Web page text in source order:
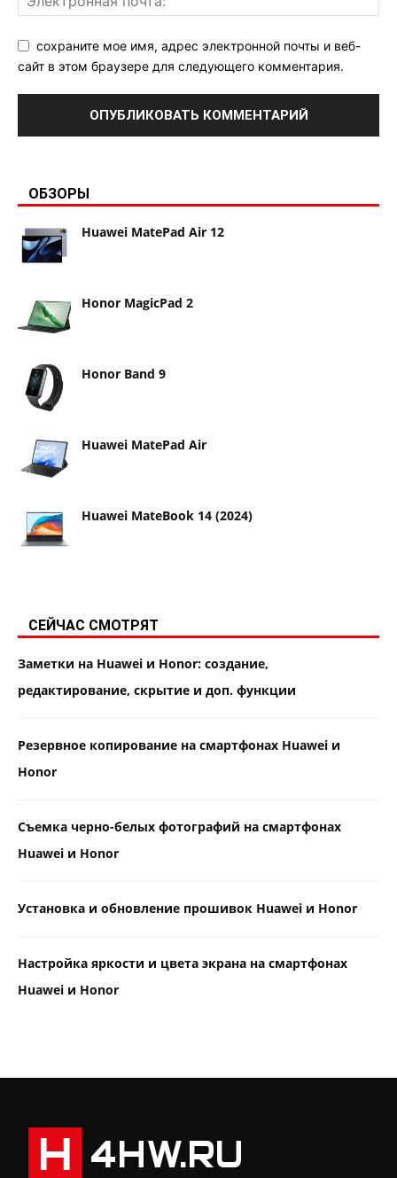
сохраните мое имя, адрес электронной почты и веб-
сайт в этом браузере для следующего комментария.
ОБЗОРЫ
Huawei MatePad Air 12
Honor MagicPad 2
Honor Band 9
Huawei MatePad Air
Huawei MateBook 14 (2024)
СЕЙЧАС СМОТРЯТ
Заметки на Huawei и Honor: создание,
редактирование, скрытие и доп. функции
Резервное копирование на смартфонах Huawei и
Honor
Съемка черно-белых фотографий на смартфонах
Huawei и Honor
Установка и обновление прошивок Huawei и Honor
Настройка яркости и цвета экрана на смартфонах
Huawei и Honor